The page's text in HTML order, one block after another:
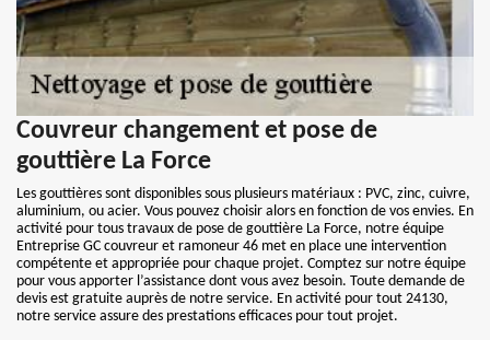
Couvreur changement et pose de
gouttière La Force
Les gouttières sont disponibles sous plusieurs matériaux : PVC, zinc, cuivre,
aluminium, ou acier. Vous pouvez choisir alors en fonction de vos envies. En
activité pour tous travaux de pose de gouttière La Force, notre équipe
Entreprise GC couvreur et ramoneur 46 met en place une intervention
compétente et appropriée pour chaque projet. Comptez sur notre équipe
pour vous apporter l’assistance dont vous avez besoin. Toute demande de
devis est gratuite auprès de notre service. En activité pour tout 24130,
notre service assure des prestations efficaces pour tout projet.